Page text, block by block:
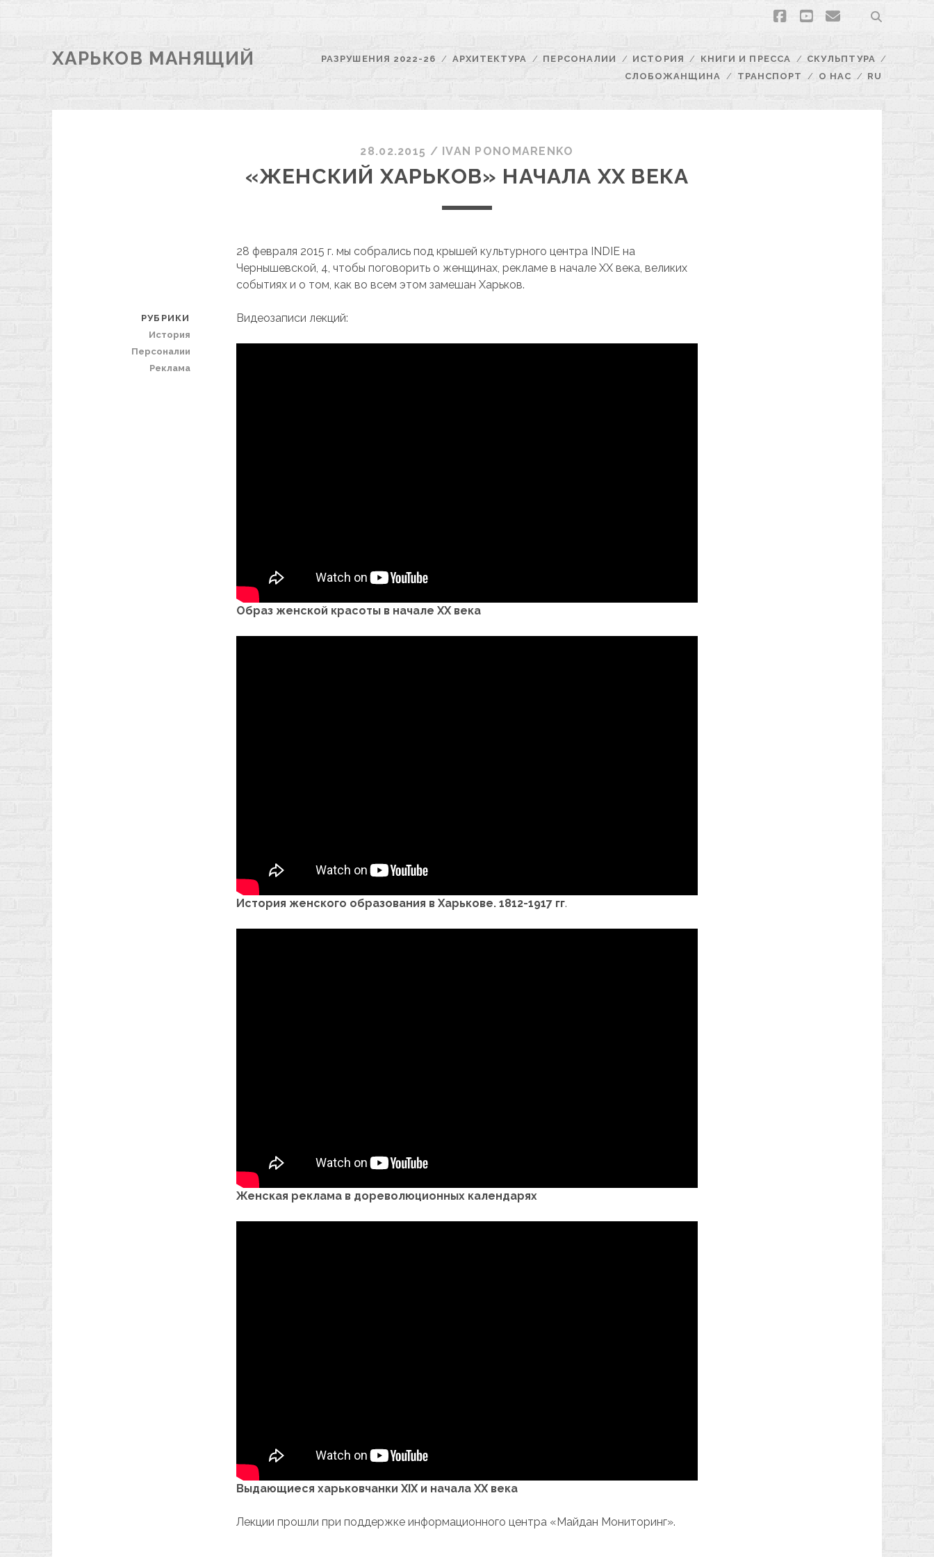
facebook
youtubeemail
ХАРЬКОВ МАНЯЩИЙ РАЗРУШЕНИЯ 2022-26 АРХИТЕКТУРА ПЕРСОНАЛИИ ИСТОРИЯ КНИГИ И ПРЕССА
СКУЛЬПТУРА
СЛОБОЖАНЩИНА
ТРАНСПОРТ О НАС RU
28.02.2015 / ІVAN PONOMARENKO
«ЖЕНСКИЙ ХАРЬКОВ» НАЧАЛА XX ВЕКА
28 февраля 2015 г. мы собрались под крышей культурного центра INDIE на
Чернышевской, 4, чтобы поговорить о женщинах, рекламе в начале XX века, великих
событиях и о том, как во всем этом замешан Харьков.
Видеозаписи лекций:
Образ женской красоты в начале XX века
История женского образования в Харькове. 1812-1917 гг.
Женская реклама в дореволюционных календарях
Выдающиеся харьковчанки XIX и начала XX века
Лекции прошли при поддержке информационного центра «Майдан Мониторинг».
РУБРИКИ
История
Персоналии
Реклама